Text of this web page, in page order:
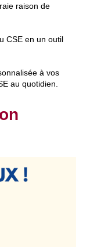
raison de
CSE en un outil
à vos
au quotidien.